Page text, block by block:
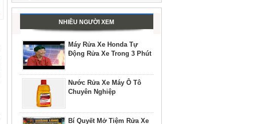
NHIỀU NGƯỜI XEM
Máy Rửa Xe Honda Tự
Động Rửa Xe Trong 3 Phút
Nước Rửa Xe Máy Ô Tô
Chuyên Nghiệp
Bí Quyết Mở Tiệm Rửa Xe